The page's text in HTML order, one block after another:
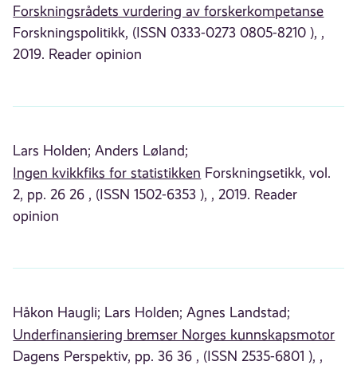
Forskningsrådets vurdering av forskerkompetanse
Forskningspolitikk, (ISSN 0333-0273 0805-8210 ), ,
2019. Reader opinion
Lars Holden; Anders Løland;
Ingen kvikkfiks for statistikken Forskningsetikk, vol.
2, pp. 26 26 , (ISSN 1502-6353 ), , 2019. Reader
opinion
Håkon Haugli; Lars Holden; Agnes Landstad;
Underfinansiering bremser Norges kunnskapsmotor
Dagens Perspektiv, pp. 36 36 , (ISSN 2535-6801 ), ,